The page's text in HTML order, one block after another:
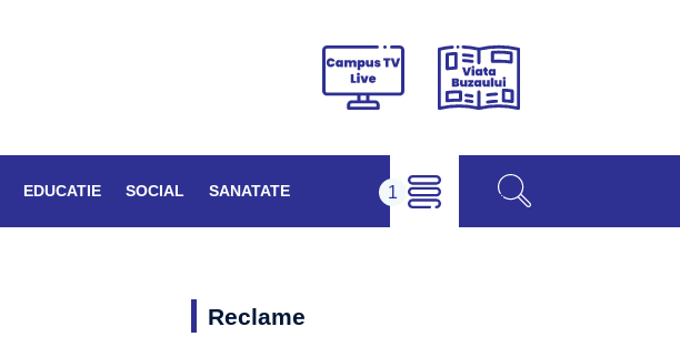
Campus
Viața
EDUCATIE SOCIAL SANATATE
Reclame